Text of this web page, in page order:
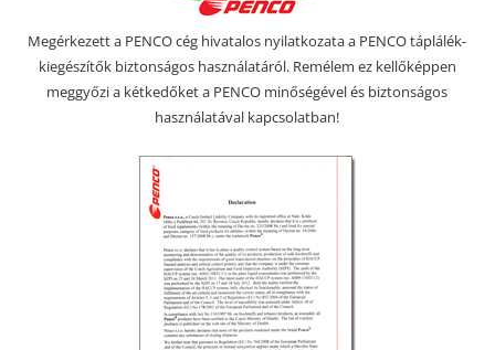
Megérkezett a PENCO cég hivatalos nyilatkozata a PENCO táplálék-
kiegészítők biztonságos használatáról. Remélem ez kellőképpen
meggyőzi a kétkedőket a PENCO minőségével és biztonságos
használatával kapcsolatban!